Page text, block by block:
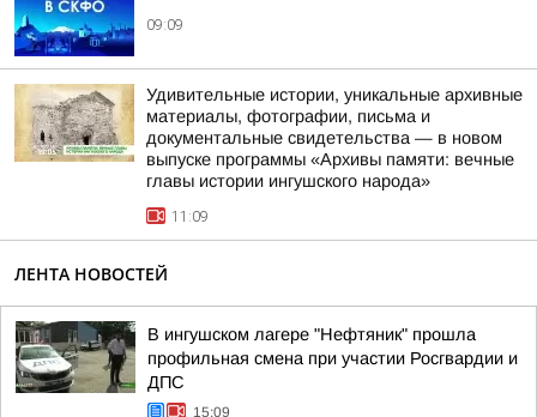
09:09
Удивительные истории, уникальные архивные
материалы, фотографии, письма и
документальные свидетельства — в новом
выпуске программы «Архивы памяти: вечные
главы истории ингушского народа»
11:09
ЛЕНТА НОВОСТЕЙ
В ингушском лагере "Нефтяник" прошла
профильная смена при участии Росгвардии и
ДПС
15:09